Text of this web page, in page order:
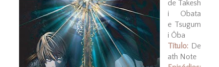
de Takesh
i Obata
e Tsugum
i Ôba
Título:De
ath Note